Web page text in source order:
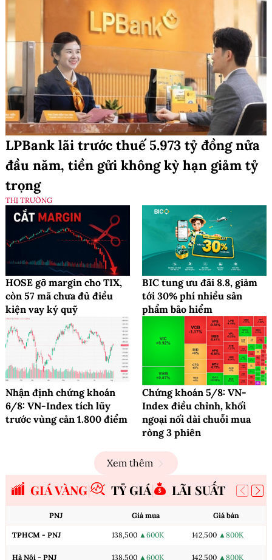
LPBank lãi trước thuế 5.973 tỷ đồng nửa
đầu năm, tiền gửi không kỳ hạn giảm tỷ
trọng
THỊ TRƯỜNG
HOSE gỡ margin cho TIX,
còn 57 mã chưa đủ điều
kiện vay ký quỹ
BIC tung ưu đãi 8.8, giảm
tới 30% phí nhiều sản
phẩm bảo hiểm
Nhận định chứng khoán
6/8: VN-Index tích lũy
trước vùng cản 1.800 điểm
Chứng khoán 5/8: VN-
Index điều chỉnh, khối
ngoại nối dài chuỗi mua
ròng 3 phiên
Xem thêm
GIÁ VÀNG TỶ GIÁ LÃI SUẤT
PNJ Giá mua Giá bán
TPHCM - PNJ 138,500 ▲600K 142,500 ▲800K
Hà Nội - PNJ 138,500 ▲600K 142,500 ▲800K